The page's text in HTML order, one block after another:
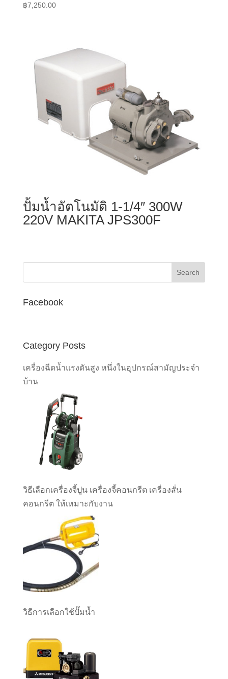
฿7,250.00
ปั้มน้ำอัตโนมัติ 1-1/4″ 300W
220V MAKITA JPS300F
Facebook
Category Posts
เครื่องฉีดน้ำแรงดันสูง หนึ่งในอุปกรณ์สามัญประจำ
บ้าน
วิธีเลือกเครื่องจี้ปูน เครื่องจี้คอนกรีต เครื่องสั่น
คอนกรีต ให้เหมาะกับงาน
วิธีการเลือกใช้ปั๊มน้ำ